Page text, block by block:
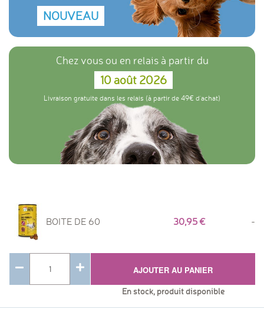
chondroïtine.Voir vidéo en bas de page.
NOUVEAU
Chez vous ou en relais à partir du
10 août 2026
Livraison gratuite dans les relais (à partir de 49€ d'achat)
BOITE DE 60 30,95 -
AJOUTER AU PANIER
En stock, produit disponible